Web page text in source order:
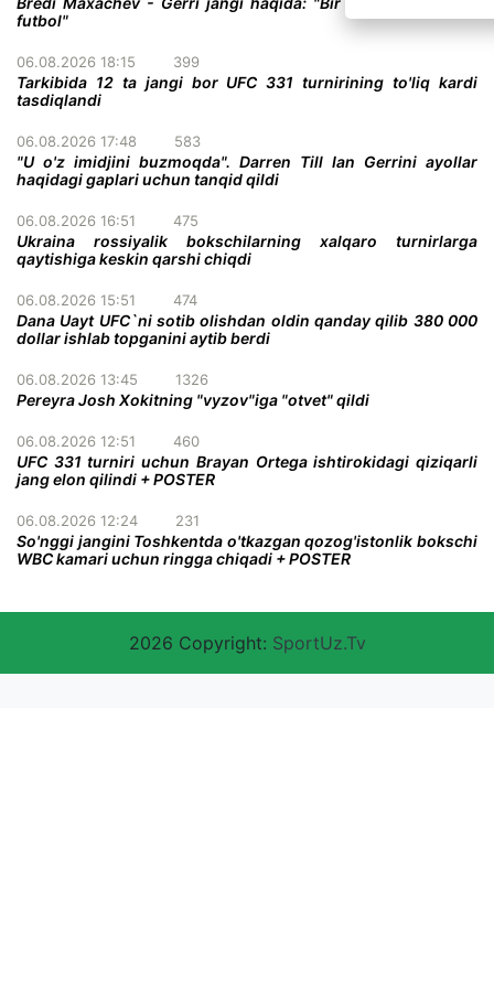
futbol"
06.08.2026 18:15 399
Tarkibida 12 ta jangi bor UFC 331 turnirining to'liq kardi
tasdiqlandi
06.08.2026 17:48 583
"U o'z imidjini buzmoqda". Darren Till Ian Gerrini ayollar
haqidagi gaplari uchun tanqid qildi
06.08.2026 16:51 475
Ukraina rossiyalik bokschilarning xalqaro turnirlarga
qaytishiga keskin qarshi chiqdi
06.08.2026 15:51 474
Dana Uayt UFC`ni sotib olishdan oldin qanday qilib 380 000
dollar ishlab topganini aytib berdi
06.08.2026 13:45 1326
Pereyra Josh Xokitning "vyzov"iga "otvet" qildi
06.08.2026 12:51 460
UFC 331 turniri uchun Brayan Ortega ishtirokidagi qiziqarli
jang elon qilindi + POSTER
06.08.2026 12:24 231
So'nggi jangini Toshkentda o'tkazgan qozog'istonlik bokschi
WBC kamari uchun ringga chiqadi + POSTER
2026 Copyright: SportUz.Tv